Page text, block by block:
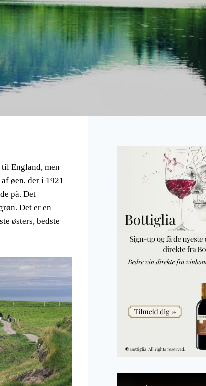
England, men
øen, der i 1921
på. Det
Det er en
østers, bedste